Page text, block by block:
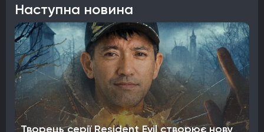
Наступна новина
Творець серії Resident Evil створює нову